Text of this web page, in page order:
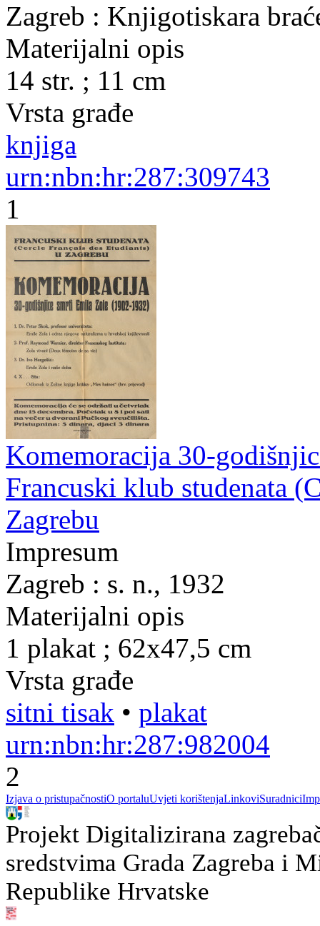
Zagreb : Knjigotiskara
Materijalni opis
14 str. ; 11 cm
Vrsta građe
knjiga
urn:nbn:hr:287:309743
1
Komemoracija 30-
Francuski klub studenata
Zagrebu
Impresum
Zagreb : s. n., 1932
Materijalni opis
1 plakat ; 62x47,5 cm
Vrsta građe
sitni tisak • plakat
urn:nbn:hr:287:982004
2
Izjava o pristupačnostiO portaluUvjeti korištenjaLinkoviSuradnici
Projekt Digitalizirana
sredstvima Grada Zagreba i
Republike Hrvatske